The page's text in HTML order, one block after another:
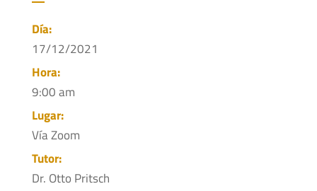
Día:
17/12/2021
Hora:
9:00 am
Lugar:
Vía Zoom
Tutor:
Dr. Otto Pritsch